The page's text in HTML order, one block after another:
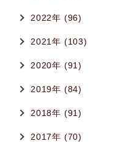
2022年 (96)
2021年 (103)
2020年 (91)
2019年 (84)
2018年 (91)
2017年 (70)